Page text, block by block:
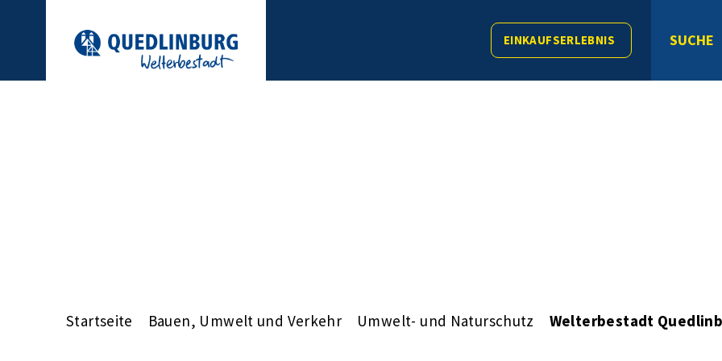
EINKAUFSERLEBNIS SUCHE
Startseite Bauen, Umwelt und Verkehr Umwelt- und Naturschutz Welterbestadt